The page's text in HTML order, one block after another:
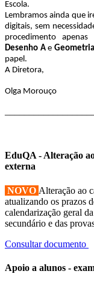
Escola.
Lembramos ainda que
digitais, sem
procedimento
Desenho Ae
papel.
A Diretora,
Olga Morouço
EduQA - Alteração
externa
NOVO Alteração ao
atualizando os prazos
calendarização geral
secundário e das
Consultar documento
Apoio a alunos -